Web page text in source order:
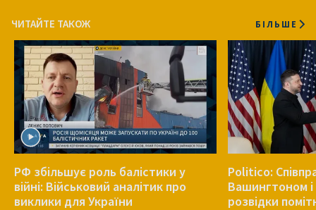
ЧИТАЙТЕ ТАКОЖ БІЛЬШЕ
РФ збільшує роль балістики у
війні: Військовий аналітик про
виклики для України
Politico:
Вашингтоном
розвідки